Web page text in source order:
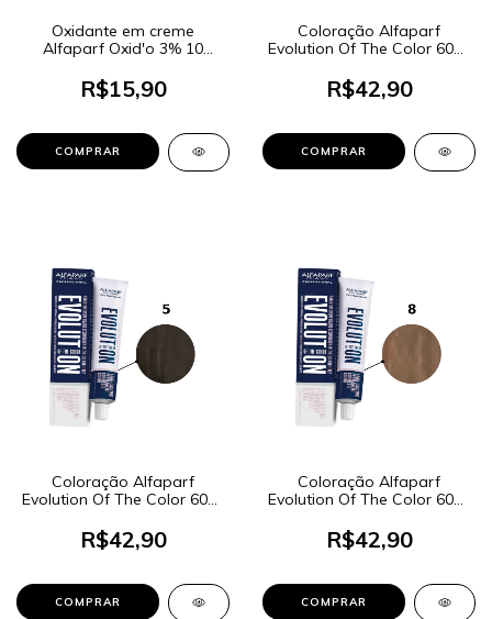
Oxidante em creme
Alfaparf Oxid'o 3% 10
R$15,90
Coloração Alfaparf
Evolution Of The Color 60ml
R$42,90
Coloração Alfaparf
Evolution Of The Color 60ml
R$42,90
Coloração Alfaparf
Evolution Of The Color 60ml
R$42,90